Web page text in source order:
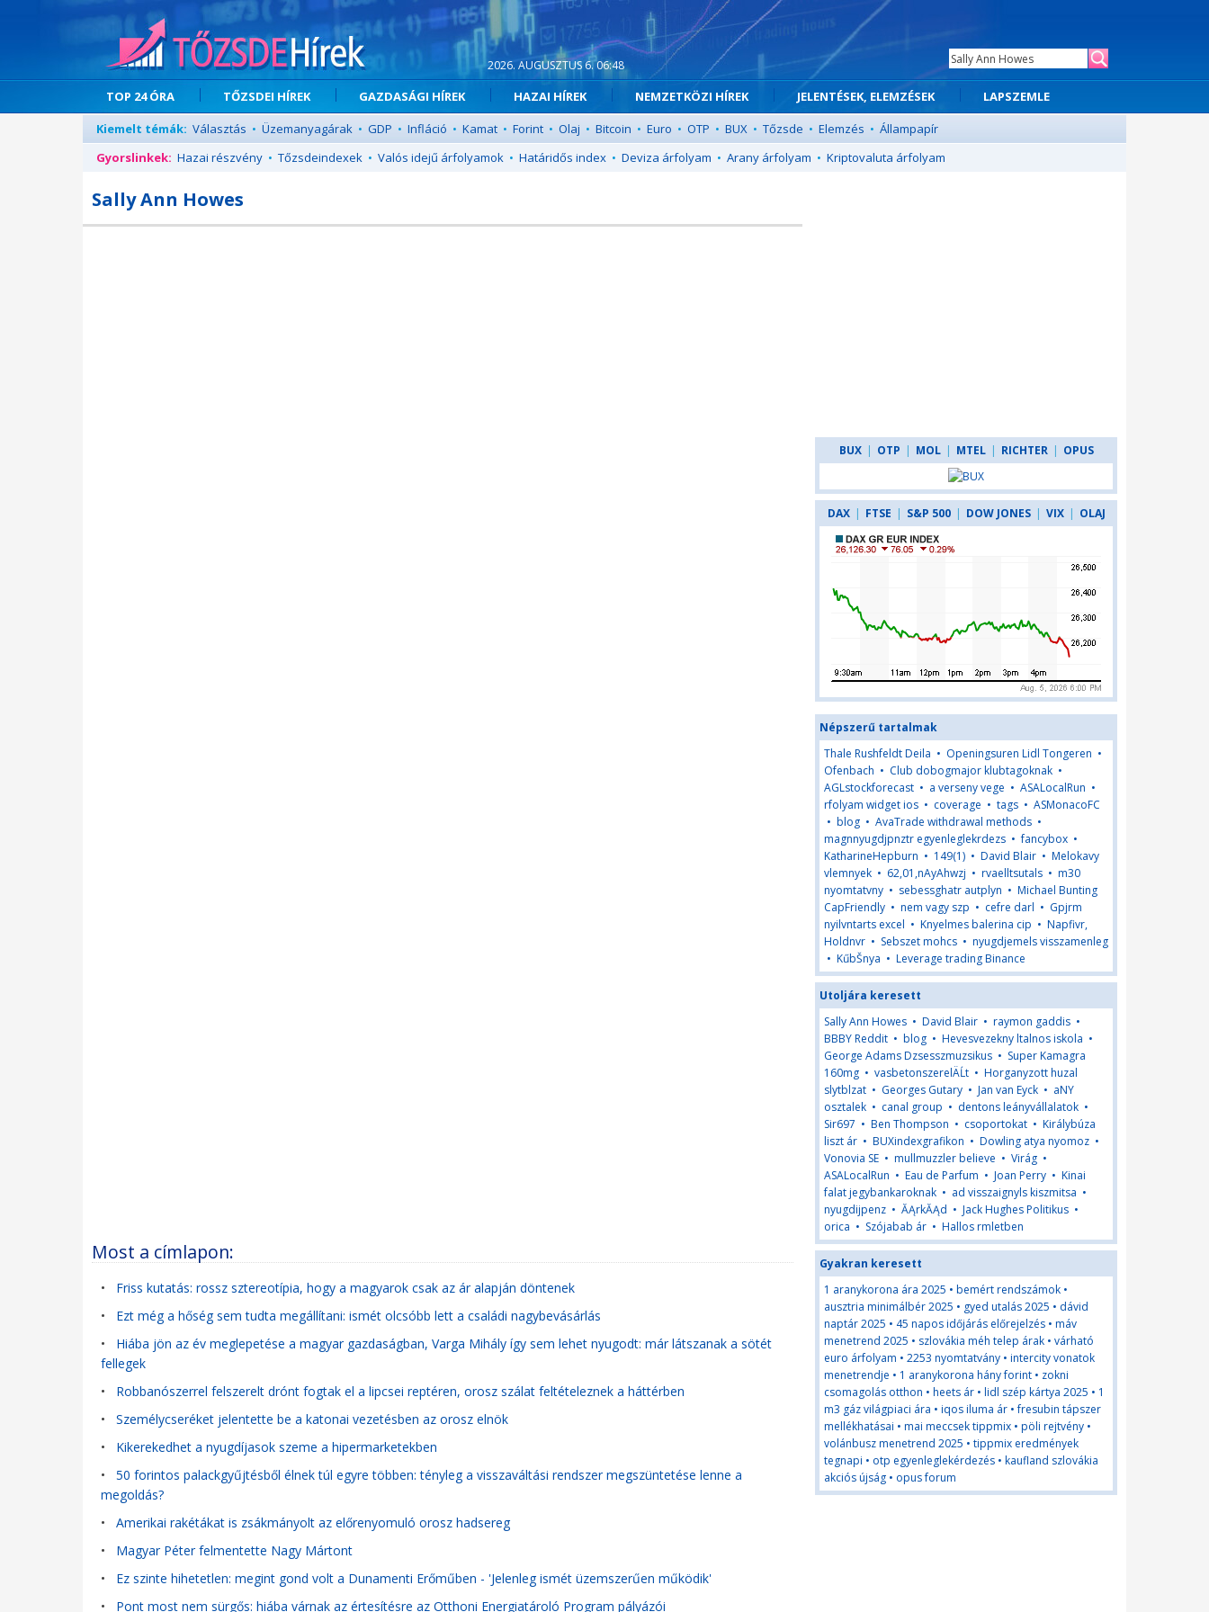
2026. AUGUSZTUS 6. 06:48
TOP 24 ÓRA TŐZSDEI HÍREK GAZDASÁGI HÍREK HAZAI HÍREK NEMZETKÖZI HÍREK JELENTÉSEK, ELEMZÉSEK
LAPSZEMLE
Kiemelt témák: Választás • Üzemanyagárak • GDP • Infláció • Kamat • Forint • Olaj • Bitcoin • Euro • OTP • BUX • Tőzsde • Elemzés • Állampapír
Gyorslinkek: Hazai részvény • Tőzsdeindexek • Valós idejű árfolyamok • Határidős index • Deviza árfolyam • Arany árfolyam • Kriptovaluta árfolyam
Sally Ann Howes
Most a címlapon:
• Friss kutatás: rossz sztereotípia, hogy a magyarok csak az ár alapján döntenek
• Ezt még a hőség sem tudta megállítani: ismét olcsóbb lett a családi nagybevásárlás
• Hiába jön az év meglepetése a magyar gazdaságban, Varga Mihály így sem lehet nyugodt: már látszanak a sötét
fellegek
• Robbanószerrel felszerelt drónt fogtak el a lipcsei reptéren, orosz szálat feltételeznek a háttérben
• Személycseréket jelentette be a katonai vezetésben az orosz elnök
• Kikerekedhet a nyugdíjasok szeme a hipermarketekben
• 50 forintos palackgyűjtésből élnek túl egyre többen: tényleg a visszaváltási rendszer megszüntetése lenne a
megoldás?
• Amerikai rakétákat is zsákmányolt az előrenyomuló orosz hadsereg
• Magyar Péter felmentette Nagy Mártont
• Ez szinte hihetetlen: megint gond volt a Dunamenti Erőműben - 'Jelenleg ismét üzemszerűen működik'
• Pont most nem sürgős: hiába várnak az értesítésre az Otthoni Energiatároló Program pályázói
BUX | OTP | MOL | MTEL | RICHTER | OPUS
DAX | FTSE | S&P 500 | DOW JONES | VIX | OLAJ
Népszerű tartalmak
Thale Rushfeldt Deila • Openingsuren Lidl Tongeren •
Ofenbach • Club dobogmajor klubtagoknak •
AGLstockforecast • a verseny vege • ASALocalRun •
rfolyam widget ios • coverage • tags • ASMonacoFC
• blog • AvaTrade withdrawal methods •
magnnyugdjpnztr egyenleglekrdezs •fancybox •
KatharineHepburn • 149(1) • David Blair • Melokavy
vlemnyek • 62,01,nAyAhwzj • rvaelltsutals • m30
nyomtatvny • sebessghatr autplyn • Michael Bunting
CapFriendly • nem vagy szp • cefre darl • Gpjrm
nyilvntarts excel • Knyelmes balerina cip • Napfivr,
Holdnvr • Sebszet mohcs • nyugdjemels visszamenleg
• KűbŠnya • Leverage trading Binance
Utoljára keresett
Sally Ann Howes • David Blair • raymon gaddis •
BBBY Reddit • blog • Hevesvezekny ltalnos iskola •
George Adams Dzsesszmuzsikus • Super Kamagra
160mg • vasbetonszerelÄĹt • Horganyzott huzal
slytblzat • Georges Gutary • Jan van Eyck • aNY
osztalek • canal group • dentons leányvállalatok •
Sir697 • Ben Thompson • csoportokat • Királybúza
liszt ár • BUXindexgrafikon • Dowling atya nyomoz •
Vonovia SE • mullmuzzler believe • Virág •
ASALocalRun • Eau de Parfum • Joan Perry • Kinai
falat jegybankaroknak • ad visszaignyls kiszmitsa •
nyugdijpenz • ĂĄrkĂĄd • Jack Hughes Politikus •
orica • Szójabab ár • Hallos rmletben
Gyakran keresett
1 aranykorona ára 2025 • bemért rendszámok •
ausztria minimálbér 2025 • gyed utalás 2025 • dávid
naptár 2025 • 45 napos időjárás előrejelzés • máv
menetrend 2025 • szlovákia méh telep árak • várható
euro árfolyam • 2253 nyomtatvány • intercity vonatok
menetrendje • 1 aranykorona hány forint • zokni
csomagolás otthon • heets ár • lidl szép kártya 2025 • 1
m3 gáz világpiaci ára • iqos iluma ár •fresubin tápszer
mellékhatásai • mai meccsek tippmix • pöli rejtvény •
volánbusz menetrend 2025 • tippmix eredmények
tegnapi • otp egyenleglekérdezés • kaufland szlovákia
akciós újság • opus forum